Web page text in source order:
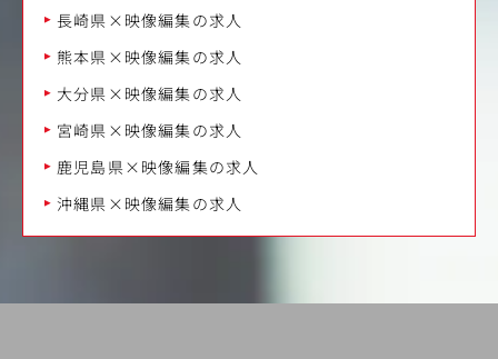
長崎県×映像編集の求人
熊本県×映像編集の求人
大分県×映像編集の求人
宮崎県×映像編集の求人
鹿児島県×映像編集の求人
沖縄県×映像編集の求人